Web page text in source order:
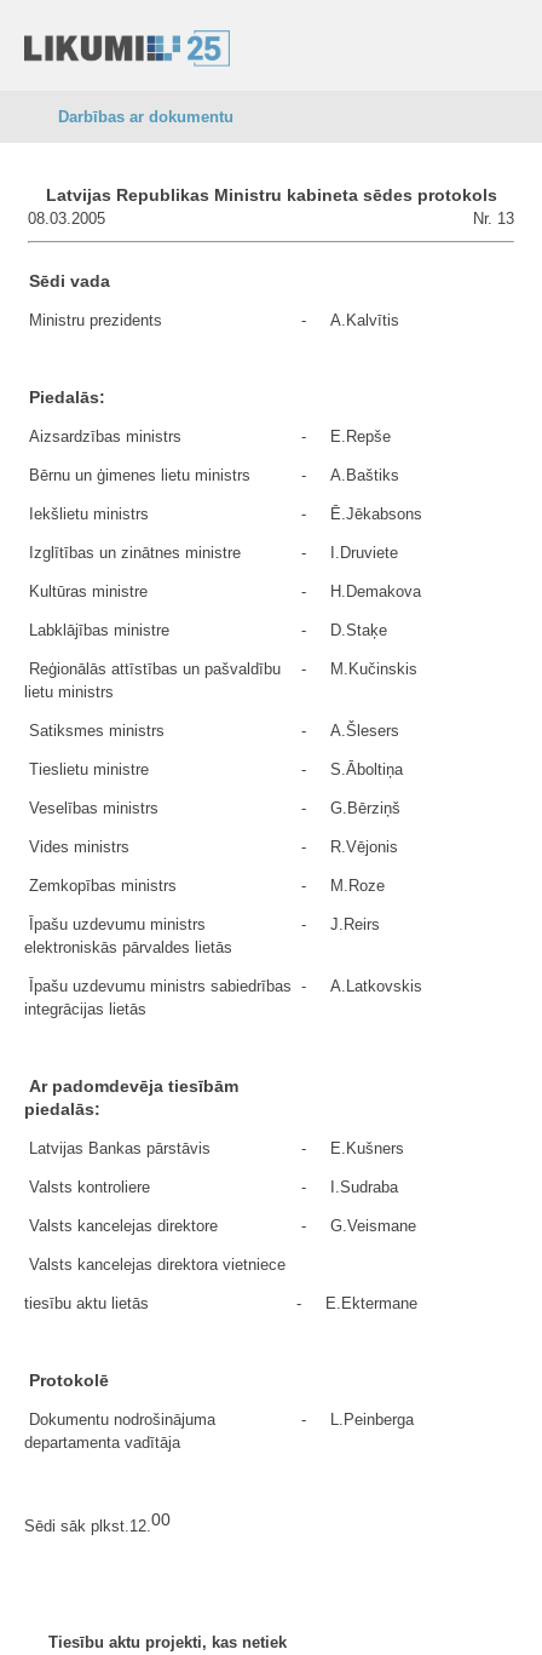
Darbības ar dokumentu
Latvijas Republikas Ministru kabineta sēdes protokols
08.03.2005 Nr. 13
Sēdi vada
Ministru prezidents - A.Kalvītis
Piedalās:
Aizsardzības ministrs - E.Repše
Bērnu un ģimenes lietu ministrs - A.Baštiks
Iekšlietu ministrs - Ē.Jēkabsons
Izglītības un zinātnes ministre - I.Druviete
Kultūras ministre - H.Demakova
Labklājības ministre - D.Staķe
Reģionālās attīstības un pašvaldību
lietu ministrs
- M.Kučinskis
Satiksmes ministrs - A.Šlesers
Tieslietu ministre - S.Āboltiņa
Veselības ministrs - G.Bērziņš
Vides ministrs - R.Vējonis
Zemkopības ministrs - M.Roze
Īpašu uzdevumu ministrs
elektroniskās pārvaldes lietās
- J.Reirs
Īpašu uzdevumu ministrs sabiedrības
integrācijas lietās
- A.Latkovskis
Ar padomdevēja tiesībām
piedalās:
Latvijas Bankas pārstāvis - E.Kušners
Valsts kontroliere - I.Sudraba
Valsts kancelejas direktore - G.Veismane
Valsts kancelejas direktora vietniece
tiesību aktu lietās - E.Ektermane
Protokolē
Dokumentu nodrošinājuma
departamenta vadītāja
Sēdi sāk plkst.12.00
- L.Peinberga
Tiesību aktu projekti, kas netiek